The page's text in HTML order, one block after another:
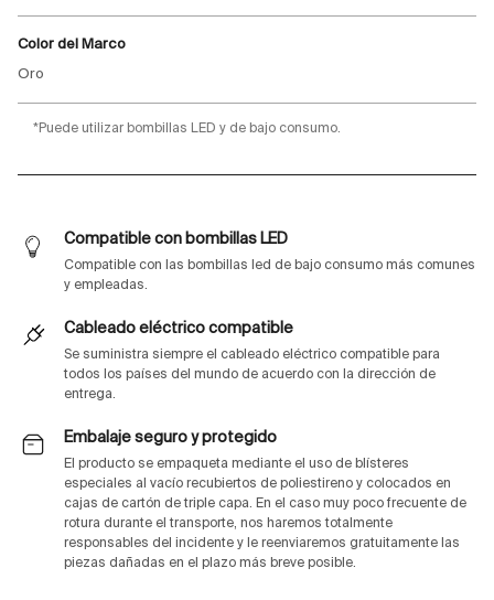
Color del Marco
Oro
*Puede utilizar bombillas LED y de bajo consumo.
Compatible con bombillas LED
Compatible con las bombillas led de bajo consumo más comunes
y empleadas.
Cableado eléctrico compatible
Se suministra siempre el cableado eléctrico compatible para
todos los países del mundo de acuerdo con la dirección de
entrega.
Embalaje seguro y protegido
El producto se empaqueta mediante el uso de blísteres
especiales al vacío recubiertos de poliestireno y colocados en
cajas de cartón de triple capa. En el caso muy poco frecuente de
rotura durante el transporte, nos haremos totalmente
responsables del incidente y le reenviaremos gratuitamente las
piezas dañadas en el plazo más breve posible.